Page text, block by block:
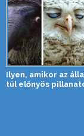
Ilyen, amikor az
túl előnyös